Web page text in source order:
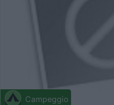
Campeggio